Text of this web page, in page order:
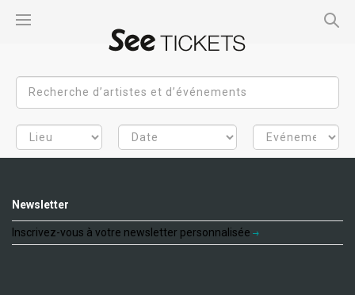
Newsletter
Inscrivez-vous à votre newsletter personnalisée